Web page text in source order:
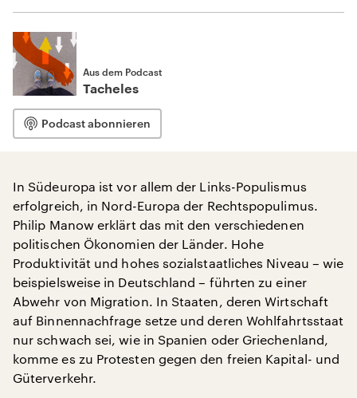
Aus dem Podcast
Tacheles
Podcast abonnieren
In Südeuropa ist vor allem der Links-Populismus
erfolgreich, in Nord-Europa der Rechtspopulimus.
Philip Manow erklärt das mit den verschiedenen
politischen Ökonomien der Länder. Hohe
Produktivität und hohes sozialstaatliches Niveau – wie
beispielsweise in Deutschland – führten zu einer
Abwehr von Migration. In Staaten, deren Wirtschaft
auf Binnennachfrage setze und deren Wohlfahrtsstaat
nur schwach sei, wie in Spanien oder Griechenland,
komme es zu Protesten gegen den freien Kapital- und
Güterverkehr.